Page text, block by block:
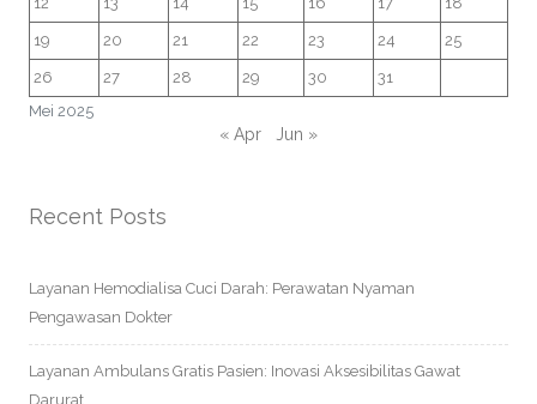
Mei 2025
19 20 21 22 23 24 25
26 27 28 29 30 31
« Apr Jun »
Recent Posts
Layanan Hemodialisa Cuci Darah: Perawatan Nyaman
Pengawasan Dokter
Layanan Ambulans Gratis Pasien: Inovasi Aksesibilitas Gawat
Darurat